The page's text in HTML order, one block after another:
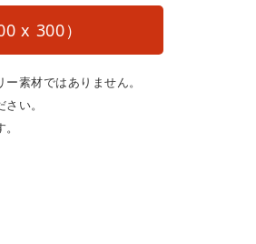
x 300）
素材ではありません。
い。